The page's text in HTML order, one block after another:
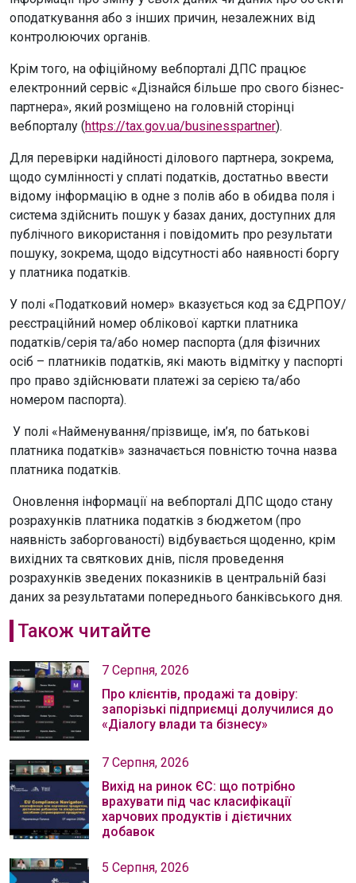
оподаткування або з інших причин, незалежних від
контролюючих органів.
Крім того, на офіційному вебпорталі ДПС працює
електронний сервіс «Дізнайся більше про свого бізнес-
партнера», який розміщено на головній сторінці
вебпорталу (https://tax.gov.ua/businesspartner).
Для перевірки надійності ділового партнера, зокрема,
щодо сумлінності у сплаті податків, достатньо ввести
відому інформацію в одне з полів або в обидва поля і
система здійснить пошук у базах даних, доступних для
публічного використання і повідомить про результати
пошуку, зокрема, щодо відсутності або наявності боргу
у платника податків.
У полі «Податковий номер» вказується код за ЄДРПОУ/
реєстраційний номер облікової картки платника
податків/серія та/або номер паспорта (для фізичних
осіб – платників податків, які мають відмітку у паспорті
про право здійснювати платежі за серією та/або
номером паспорта).
У полі «Найменування/прізвище, ім’я, по батькові
платника податків» зазначається повністю точна назва
платника податків.
Оновлення інформації на вебпорталі ДПС щодо стану
розрахунків платника податків з бюджетом (про
наявність заборгованості) відбувається щоденно, крім
вихідних та святкових днів, після проведення
розрахунків зведених показників в центральній базі
даних за результатами попереднього банківського дня.
Також читайте
7 Серпня, 2026
Про клієнтів, продажі та довіру:
запорізькі підприємці долучилися до
«Діалогу влади та бізнесу»
7 Серпня, 2026
Вихід на ринок ЄС: що потрібно
врахувати під час класифікації
харчових продуктів і дієтичних
добавок
5 Серпня, 2026